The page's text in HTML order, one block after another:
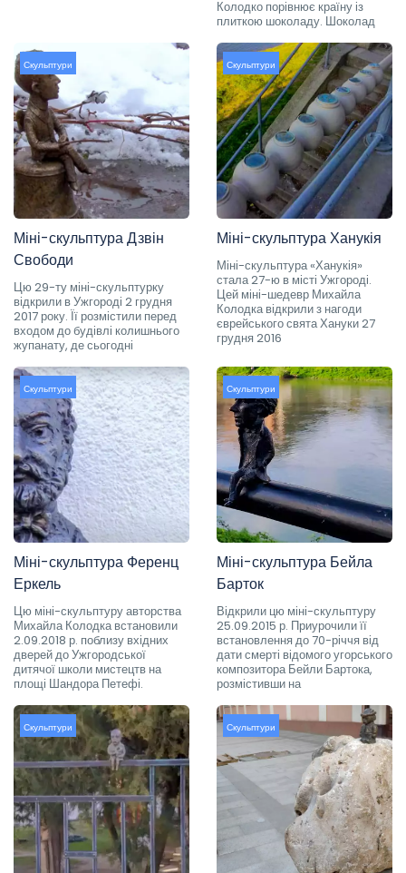
Колодко порівнює країну із
плиткою шоколаду. Шоколад
Скульптури
Міні-скульптура Дзвін
Свободи
Цю 29-ту міні-скульптурку
відкрили в Ужгороді 2 грудня
2017 року. Її розмістили перед
входом до будівлі колишнього
жупанату, де сьогодні
Скульптури
Міні-скульптура Ханукія
Міні-скульптура «Ханукія»
стала 27-ю в місті Ужгороді.
Цей міні-шедевр Михайла
Колодка відкрили з нагоди
єврейського свята Хануки 27
грудня 2016
Скульптури
Міні-скульптура Ференц
Еркель
Цю міні-скульптуру авторства
Михайла Колодка встановили
2.09.2018 р. поблизу вхідних
дверей до Ужгородської
дитячої школи мистецтв на
площі Шандора Петефі.
Скульптури
Міні-скульптура Бейла
Барток
Відкрили цю міні-скульптуру
25.09.2015 р. Приурочили її
встановлення до 70-річчя від
дати смерті відомого угорського
композитора Бейли Бартока,
розмістивши на
Скульптури Скульптури